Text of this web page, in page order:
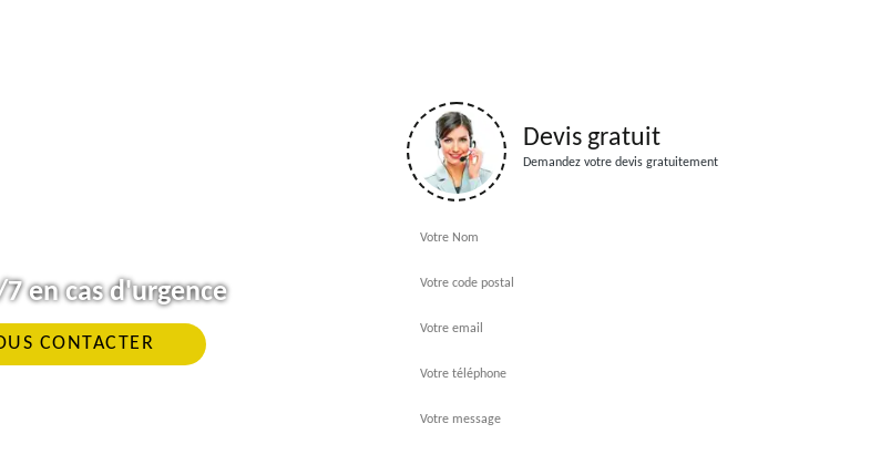
en cas d'urgence
CONTACTER
Devis gratuit
Demandez votre devis gratuitement